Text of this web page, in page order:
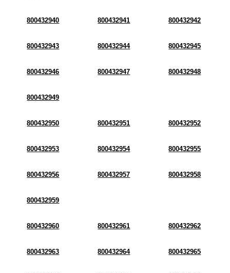
800432940 800432941 800432942
800432943 800432944 800432945
800432946 800432947 800432948
800432949
800432950 800432951 800432952
800432953 800432954 800432955
800432956 800432957 800432958
800432959
800432960 800432961 800432962
800432963 800432964 800432965